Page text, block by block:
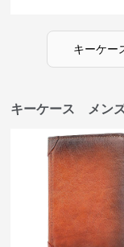
キーケ
キーケース メン